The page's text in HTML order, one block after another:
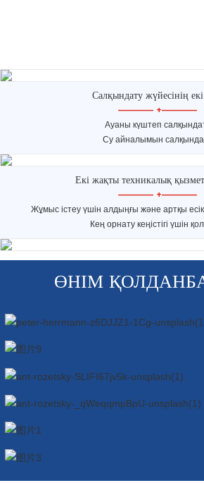
Салқындату жүйесінің екі
————— +—————
Ауаны күштеп
Су айналымын
Екі жақты техникалық
————— +—————
Жұмыс істеу үшін алдыңғы және артқы
Кең орнату кеңістігі үшін
ӨНІМ